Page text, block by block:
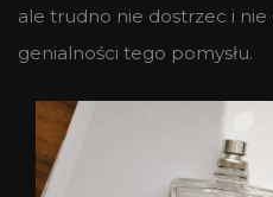
ale trudno nie dostrzec i
genialności tego pomysłu.